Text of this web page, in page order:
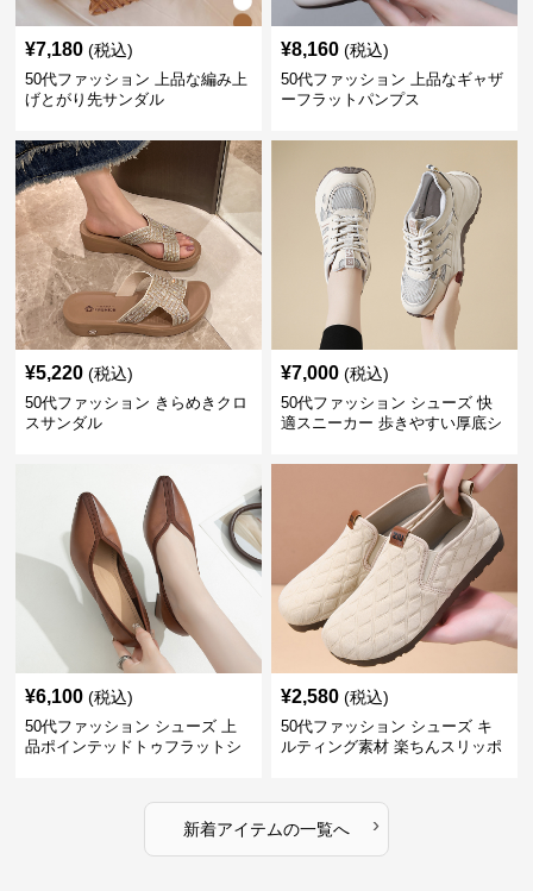
¥7,180 (税込)
50代ファッション 上品な編み上
げとがり先サンダル
¥8,160 (税込)
50代ファッション 上品なギャザ
ーフラットパンプス
¥5,220 (税込)
50代ファッション きらめきクロ
スサンダル
¥7,000 (税込)
50代ファッション シューズ 快
適スニーカー 歩きやすい厚底シ
¥6,100 (税込)
50代ファッション シューズ 上
品ポインテッドトゥフラットシ
¥2,580 (税込)
50代ファッション シューズ キ
ルティング素材 楽ちんスリッポ
新着アイテムの一覧へ ›